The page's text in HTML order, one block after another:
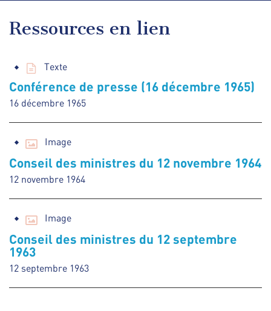
Ressources en lien
Texte
Conférence de presse (16 décembre 1965)
16 décembre 1965
Image
Conseil des ministres du 12 novembre 1964
12 novembre 1964
Image
Conseil des ministres du 12 septembre
1963
12 septembre 1963